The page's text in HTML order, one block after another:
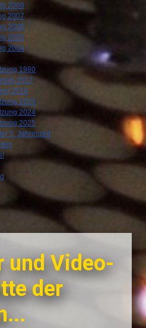
2008
2007
2006
2005
2004
1980
2017
2019
2023
2024
2025
5. Jahreszeit
und Video-
der